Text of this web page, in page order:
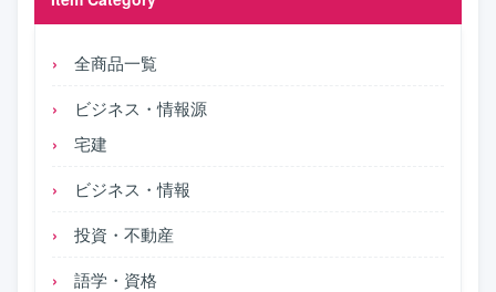
全商品一覧
ビジネス・情報源
宅建
ビジネス・情報
投資・不動産
語学・資格